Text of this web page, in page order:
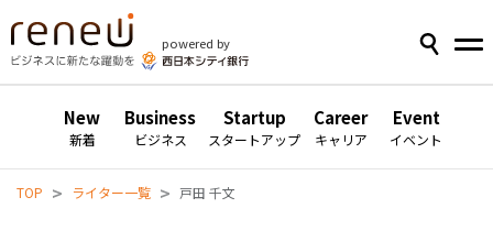
powered by
New
新着
Business
ビジネス
Startup
スタートアップ
Career
キャリア
Event
イベント
TOP > ライター一覧 > 戸田 千文